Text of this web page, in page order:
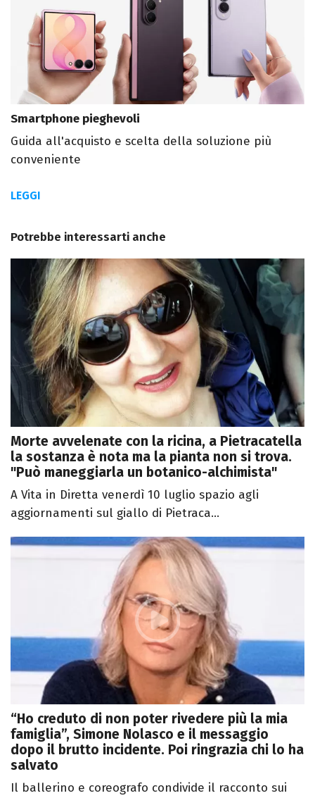
Smartphone pieghevoli
Guida all'acquisto e scelta della soluzione più
conveniente
LEGGI
Potrebbe interessarti anche
Morte avvelenate con la ricina, a Pietracatella
la sostanza è nota ma la pianta non si trova.
"Può maneggiarla un botanico-alchimista"
A Vita in Diretta venerdì 10 luglio spazio agli
aggiornamenti sul giallo di Pietraca...
“Ho creduto di non poter rivedere più la mia
famiglia”, Simone Nolasco e il messaggio
dopo il brutto incidente. Poi ringrazia chi lo ha
salvato
Il ballerino e coreografo condivide il racconto sui